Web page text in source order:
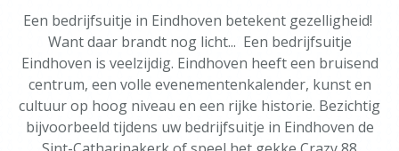
Een bedrijfsuitje in Eindhoven betekent gezelligheid!
Want daar brandt nog licht... Een bedrijfsuitje
Eindhoven is veelzijdig. Eindhoven heeft een bruisend
centrum, een volle evenementenkalender, kunst en
cultuur op hoog niveau en een rijke historie. Bezichtig
bijvoorbeeld tijdens uw bedrijfsuitje in Eindhoven de